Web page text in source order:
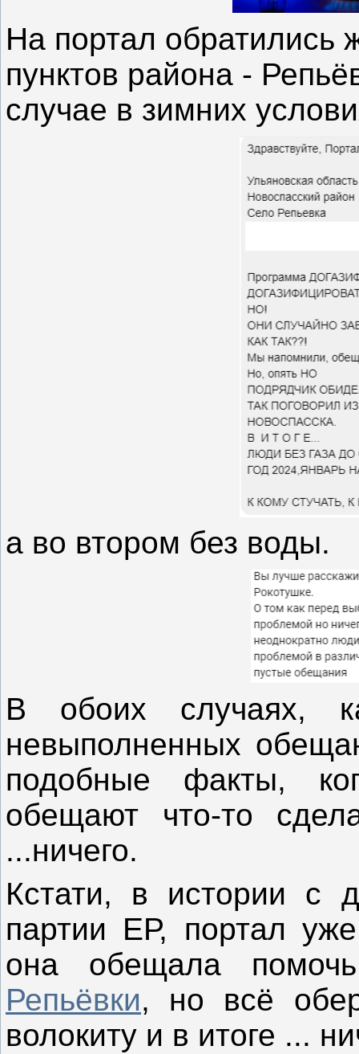
На портал обратились
пунктов района -
случае в зимних
а во втором без воды.
В обоих случаях,
невыполненных
подобные факты,
обещают что-то
...ничего.
Кстати, в истории с
партии ЕР, портал
она обещала
Репьёвки, но всё
волокиту и в итоге ...